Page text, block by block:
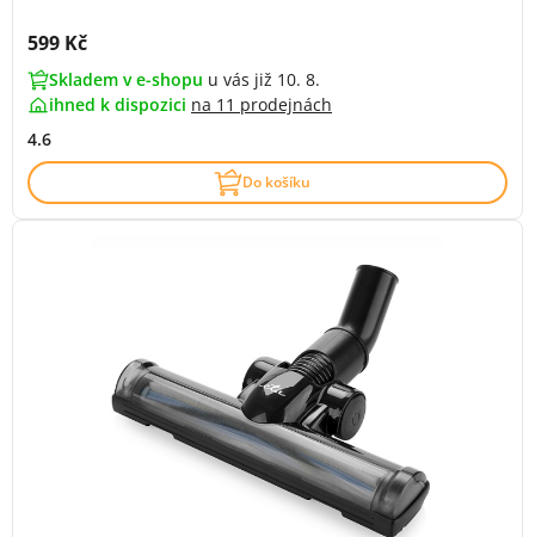
Cena s DPH:
599 Kč
Skladem v e-shopu u vás již 10. 8.
ihned k dispozici na 11 prodejnách
4.6
Do košíku